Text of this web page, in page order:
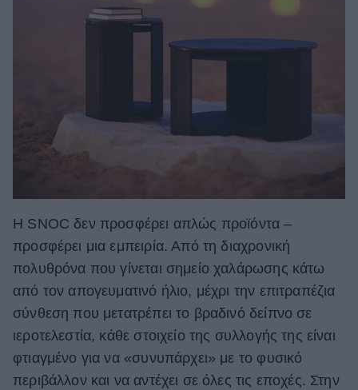
Η SNOC δεν προσφέρει απλώς προϊόντα –
προσφέρει μια εμπειρία. Από τη διαχρονική
πολυθρόνα που γίνεται σημείο χαλάρωσης κάτω
από τον απογευματινό ήλιο, μέχρι την επιτραπέζια
σύνθεση που μετατρέπει το βραδινό δείπνο σε
ιεροτελεστία, κάθε στοιχείο της συλλογής της είναι
φτιαγμένο για να «συνυπάρχει» με το φυσικό
περιβάλλον και να αντέχει σε όλες τις εποχές. Στην